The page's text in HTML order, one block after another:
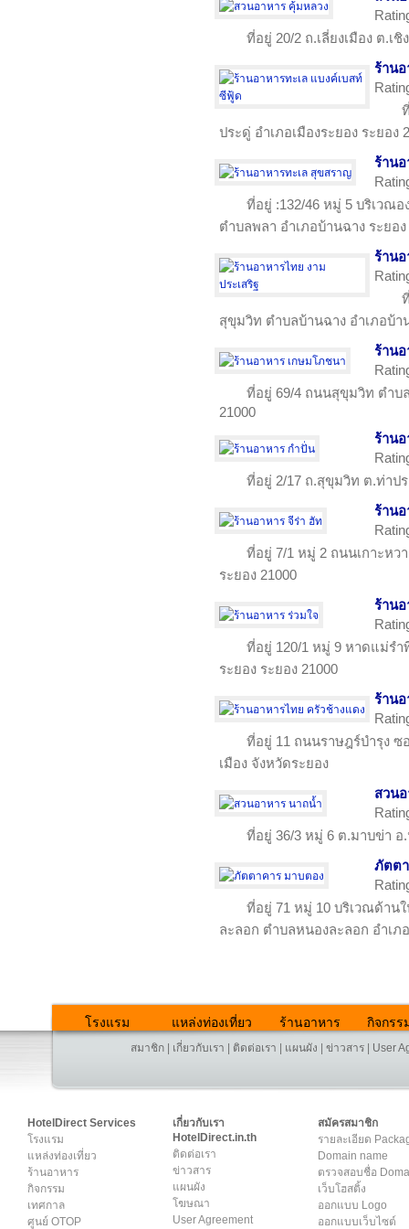
ที่อยู่ 20/2 ถ.เลี่ยงเมือง ต.เชิ
ร้านอ
ประดู่ อำเภอเมืองระยอง ระยอง
ร้าน
ที่อยู่ :132/46 หมู่ 5 บริเวณ
ตำบลพลา อำเภอบ้านฉาง ระยอง
ร้านอ
สุขุมวิท ตำบลบ้านฉาง อำเภอบ้า
ร้าน
ที่อยู่ 69/4 ถนนสุขุมวิท ตำบล
21000
ร้านอ
ที่อยู่ 2/17 ถ.สุขุมวิท ต.ท่าป
ร้านอ
ที่อยู่ 7/1 หมู่ 2 ถนนเกาะหว
ระยอง 21000
ร้านอ
ที่อยู่ 120/1 หมู่ 9 หาดแม่รำ
ระยอง ระยอง 21000
ร้านอ
ที่อยู่ 11 ถนนราษฎร์บำรุง ซ
เมือง จังหวัดระยอง
สวน
ที่อยู่ 36/3 หมู่ 6 ต.มาบข่า
ภัตต
ที่อยู่ 71 หมู่ 10 บริเวณด้า
ละลอก ตำบลหนองละลอก อำเภ
โรงแรม แหล่งท่องเที่ยว ร้านอาหาร กิจกรร
สมาชิก เกี่ยวกับเรา ติดต่อเรา แผนผัง ข่าวสาร User
HotelDirect Services
โรงแรม
แหล่งท่องเที่ยว
ร้านอาหาร
กิจกรรม
เทศกาล
ศูนย์ OTOP
เกี่ยวกับเรา
HotelDirect.in.th
ติดต่อเรา
ข่าวสาร
แผนผัง
โฆษณา
User Agreement
สมัครสมาชิก
รายละเอียด
Domain name
ตรวจสอบชื่อ
เว็บโฮสติ้ง
ออกแบบ Logo
ออกแบบเว็บไซต์